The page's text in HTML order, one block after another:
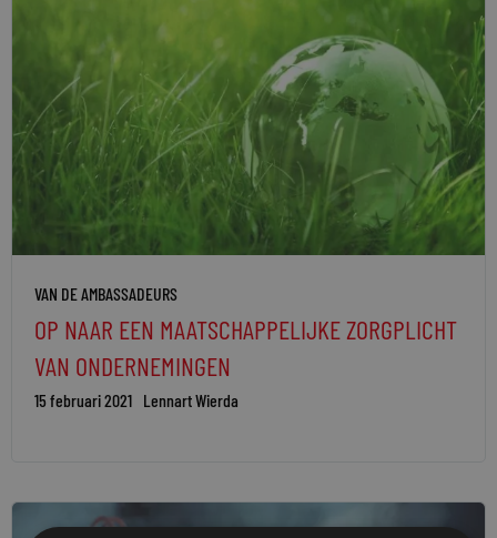
VAN DE AMBASSADEURS
OP NAAR EEN MAATSCHAPPELIJKE ZORGPLICHT
VAN ONDERNEMINGEN
15 februari 2021 Lennart Wierda